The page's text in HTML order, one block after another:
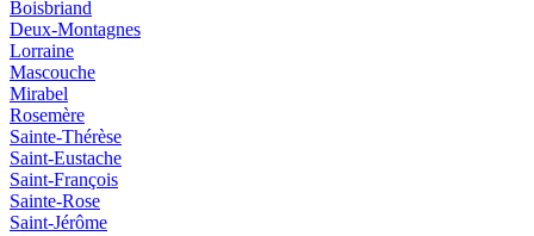
Boisbriand
Deux-Montagnes
Lorraine
Mascouche
Mirabel
Rosemère
Sainte-Thérèse
Saint-Eustache
Saint-François
Sainte-Rose
Saint-Jérôme